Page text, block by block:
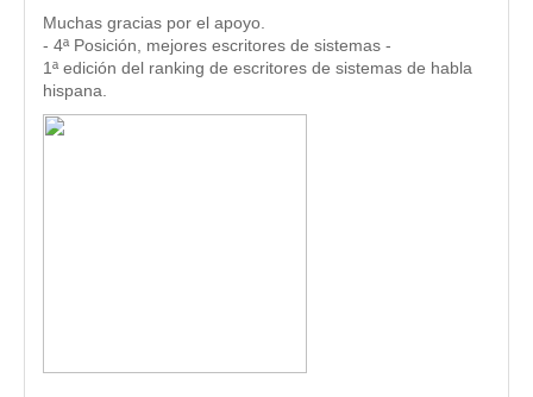
Muchas gracias por el apoyo.
- 4ª Posición, mejores escritores de sistemas -
1ª edición del ranking de escritores de sistemas de habla
hispana.